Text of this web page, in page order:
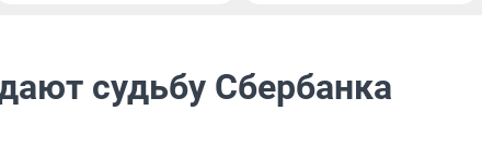
судьбу Сбербанка